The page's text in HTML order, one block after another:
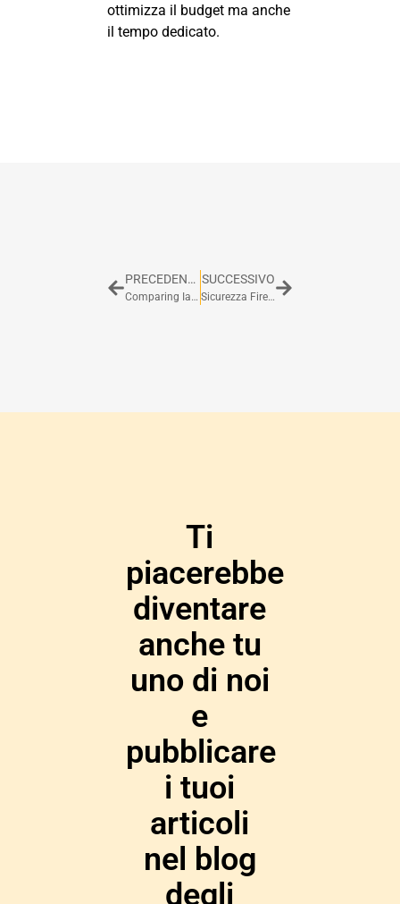
ottimizza il budget ma anche
il tempo dedicato.
PRECEDENTE
Comparing IaaS: VMware vs OpenStack vs Google’s Ganeti
SUCCESSIVO
Sicurezza Firewall: Basi e Progettazione di Iptables Prima Parte
Ti
piacerebbe
diventare
anche tu
uno di noi
e
pubblicare
i tuoi
articoli
nel blog
degli